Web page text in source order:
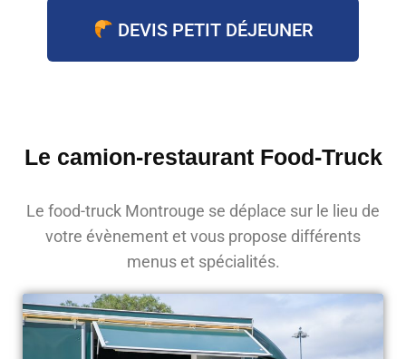
DEVIS PETIT DÉJEUNER
Le camion-restaurant Food-Truck
Le food-truck Montrouge se déplace sur le lieu de
votre évènement et vous propose différents
menus et spécialités.